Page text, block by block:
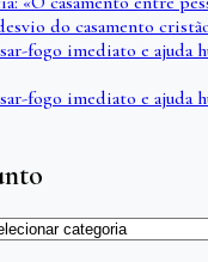
do casamento
fogo imediato e ajuda
fogo imediato e ajuda